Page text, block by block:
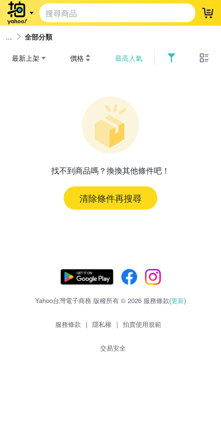
登
全部分類
最新上架 價格 最高人氣
找不到商品嗎？換換其他條件吧！
清除條件再搜尋
Yahoo台灣電子商務 版權所有 © 2026 服務條款(更新)
服務條款 | 隱私權 | 拍賣使用規範
交易安全